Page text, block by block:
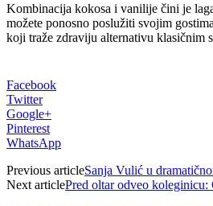
Kombinacija kokosa i vanilije čini je
možete ponosno poslužiti svojim
koji traže zdraviju alternativu klasičnim
Facebook
Twitter
Google+
Pinterest
WhatsApp
Previous articleSanja Vulić u
Next articlePred oltar odveo